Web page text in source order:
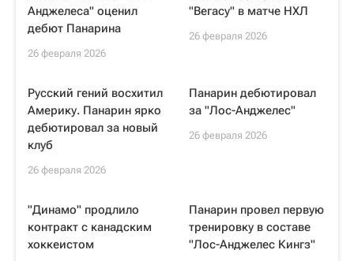
Анджелеса" оценил
дебют Панарина
26 февраля 2026
"Вегасу" в матче НХЛ
26 февраля 2026
Русский гений восхитил
Америку. Панарин ярко
дебютировал за новый
клуб
26 февраля 2026
Панарин дебютировал
за "Лос-Анджелес"
26 февраля 2026
"Динамо" продлило
контракт с канадским
хоккеистом
Панарин провел первую
тренировку в составе
"Лос-Анджелес Кингз"